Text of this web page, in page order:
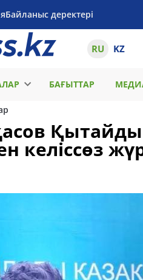
Байланыс деректері
RU KZ
БАҒЫТТАР